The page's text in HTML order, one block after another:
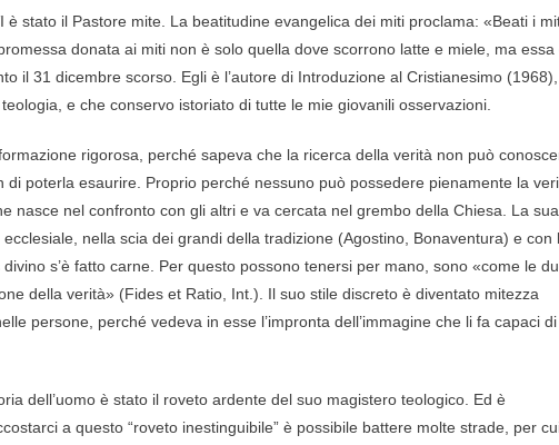
stato il Pastore mite. La beatitudine evangelica dei miti proclama: «Beati i
donata ai miti non è solo quella dove scorrono latte e miele, ma essa
il 31 dicembre scorso. Egli è l’autore di Introduzione al Cristianesimo
e che conservo istoriato di tutte le mie giovanili osservazioni.
rigorosa, perché sapeva che la ricerca della verità non può
poterla esaurire. Proprio perché nessuno può possedere pienamente la
nasce nel confronto con gli altri e va cercata nel grembo della Chiesa. La
nella scia dei grandi della tradizione (Agostino, Bonaventura) e con
s’è fatto carne. Per questo possono tenersi per mano, sono «come le
della verità» (Fides et Ratio, Int.). Il suo stile discreto è diventato mitezza
persone, perché vedeva in esse l’impronta dell’immagine che li fa capaci di
dell’uomo è stato il roveto ardente del suo magistero teologico. Ed è
a questo “roveto inestinguibile” è possibile battere molte strade, per